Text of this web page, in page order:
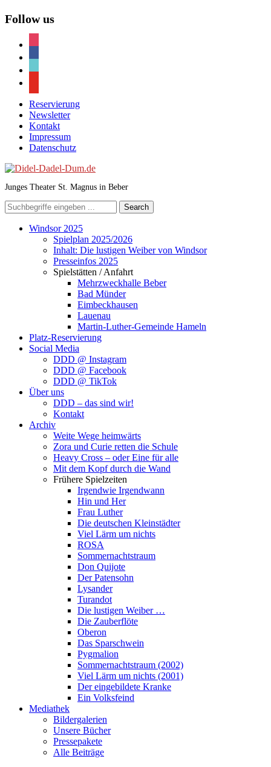
Follow us
Reservierung
Newsletter
Kontakt
Impressum
Datenschutz
Junges Theater St. Magnus in Beber
Windsor 2025
Spielplan 2025/2026
Inhalt: Die lustigen Weiber von Windsor
Presseinfos 2025
Spielstätten / Anfahrt
Mehrzweckhalle Beber
Bad Münder
Eimbeckhausen
Lauenau
Martin-Luther-Gemeinde Hameln
Platz-Reservierung
Social Media
DDD @ Instagram
DDD @ Facebook
DDD @ TikTok
Über uns
DDD – das sind wir!
Kontakt
Archiv
Weite Wege heimwärts
Zora und Curie retten die Schule
Heavy Cross – oder Eine für alle
Mit dem Kopf durch die Wand
Frühere Spielzeiten
Irgendwie Irgendwann
Hin und Her
Frau Luther
Die deutschen Kleinstädter
Viel Lärm um nichts
ROSA
Sommernachtstraum
Don Quijote
Der Patensohn
Lysander
Turandot
Die lustigen Weiber …
Die Zauberflöte
Oberon
Das Sparschwein
Pygmalion
Sommernachtstraum (2002)
Viel Lärm um nichts (2001)
Der eingebildete Kranke
Ein Volksfeind
Mediathek
Bildergalerien
Unsere Bücher
Pressepakete
Alle Beiträge